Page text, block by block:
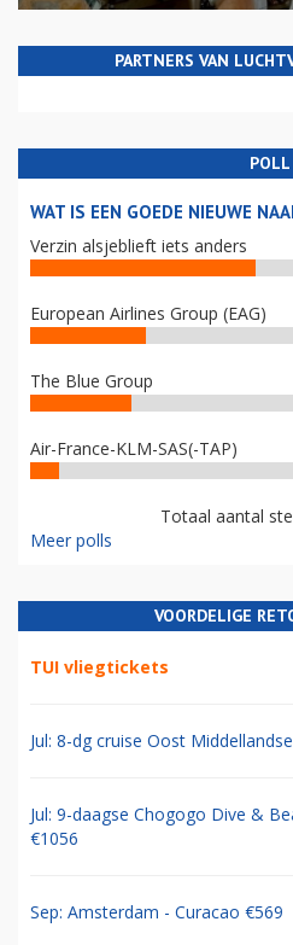
PARTNERS VAN
POLL
WAT IS EEN GOEDE NIEUWE
Verzin alsjeblieft iets anders
European Airlines Group (EAG)
The Blue Group
Air-France-KLM-SAS(-TAP)
Totaal aantal
Meer polls
VOORDELIGE
TUI vliegtickets
Jul: 8-dg cruise Oost
Jul: 9-daagse Chogogo Dive &
€1056
Sep: Amsterdam - Curacao €569